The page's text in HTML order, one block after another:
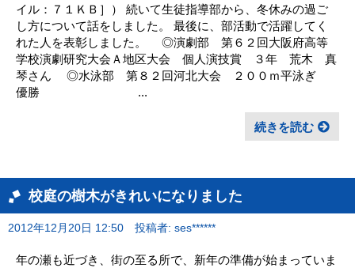
イル：７１ＫＢ］） 続いて生徒指導部から、冬休みの過ご
し方について話をしました。 最後に、部活動で活躍してく
れた人を表彰しました。 ◎演劇部 第６２回大阪府高等
学校演劇研究大会Ａ地区大会 個人演技賞 ３年 荒木 真
琴さん ◎水泳部 第８２回河北大会 ２００ｍ平泳ぎ
優勝 ...
続きを読む
校庭の樹木がきれいになりました
2012年12月20日 12:50 投稿者: ses******
年の瀬も近づき、街の至る所で、新年の準備が始まっていま